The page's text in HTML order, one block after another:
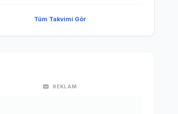
Tüm Takvimi Gör
REKLAM